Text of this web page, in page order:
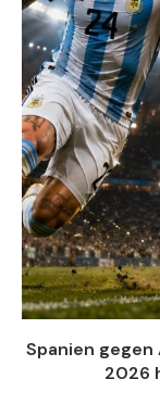
Spanien
2026